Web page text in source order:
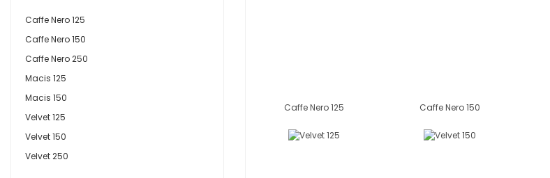
Caffe Nero 125
Caffe Nero 150
Caffe Nero 250
Macis 125
Macis 150
Velvet 125
Velvet 150
Velvet 250
Caffe Nero 125 Caffe Nero 150